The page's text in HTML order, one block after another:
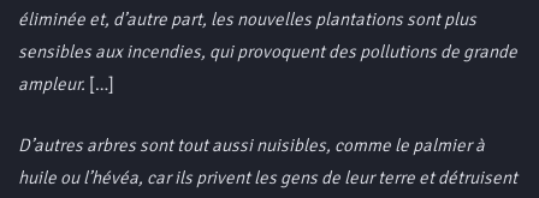
éliminée et, d’autre part, les nouvelles plantations sont plus
sensibles aux incendies, qui provoquent des pollutions de grande
ampleur. […]
D’autres arbres sont tout aussi nuisibles, comme le palmier à
huile ou l’hévéa, car ils privent les gens de leur terre et détruisent